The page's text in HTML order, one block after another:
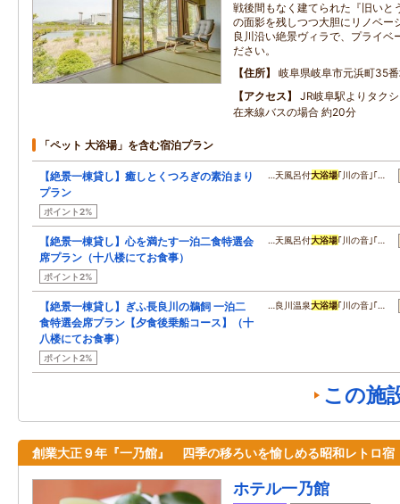
戦後間もなく建てられた『旧いと
の面影を残しつつ大胆にリノベー
良川沿い絶景ヴィラで、プライベ
ださい。
住所
岐阜県岐阜市元浜町35
アクセス
JR岐阜駅よりタク
在来線バスの場合 約20分
「ペット 大浴場」を含む宿泊プラン
【絶景一棟貸し】癒しとくつろぎの素泊まり
プラン
ポイント2%
…天風呂付大浴場｢川の音｣｢…
【絶景一棟貸し】心を満たす一泊二食特選会
席プラン（十八楼にてお食事）
ポイント2%
…天風呂付大浴場｢川の音｣｢…
【絶景一棟貸し】ぎふ長良川の鵜飼 一泊二
食特選会席プラン【夕食後乗船コース】（十
八楼にてお食事）
ポイント2%
…良川温泉大浴場｢川の音｣｢…
この施
創業大正９年『一乃館』 四季の移ろいを愉しめる昭和レトロ宿
ホテル一乃館